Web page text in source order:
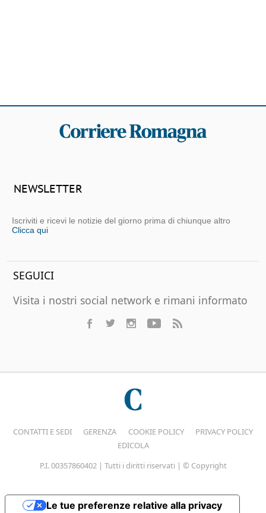
NEWSLETTER
Iscriviti e ricevi le notizie del giorno prima di chiunque altro
Clicca qui
SEGUICI
Visita i nostri social network e rimani informato
CONTATTI E SEDI GERENZA COOKIE POLICY
PRIVACY POLICY
EDICOLA
P.I. 00357860402 | Tutti i diritti riservati | © Copyright
Le tue preferenze relative alla privacy